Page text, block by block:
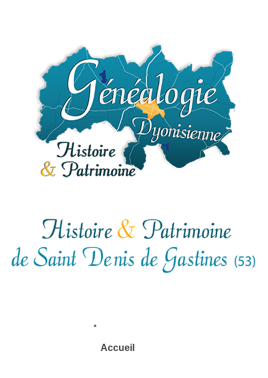
Accueil